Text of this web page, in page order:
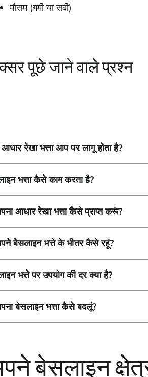
मौसम (गर्मी या सर्दी)
पूछे जाने वाले प्रश्न
आधार रेखा भत्ता आप पर लागू होता है?
भत्ता कैसे काम करता है?
आधार रेखा भत्ता कैसे प्राप्त करूं?
बेसलाइन भत्ते के भीतर कैसे रहूं?
भत्ते पर उपयोग की दर क्या है?
बेसलाइन भत्ता कैसे बदलूं?
बेसलाइन